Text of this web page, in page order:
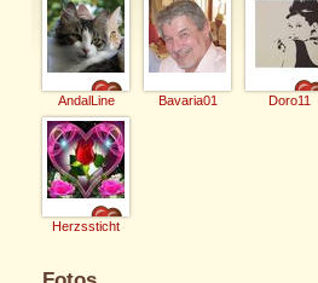
AndalLine Bavaria01 Doro11
Herzssticht